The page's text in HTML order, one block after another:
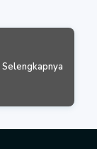
Selengkapnya